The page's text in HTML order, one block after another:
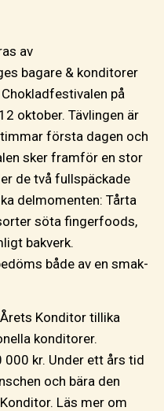
av
bagare & konditorer
på
oktober. Tävlingen är
första dagen och
sker framför en stor
de två fullspäckade
delmomenten: Tårta
söta fingerfoods,
bakverk.
både av en smak-
Konditor tillika
konditorer.
kr. Under ett års tid
och bära den
Läs mer om